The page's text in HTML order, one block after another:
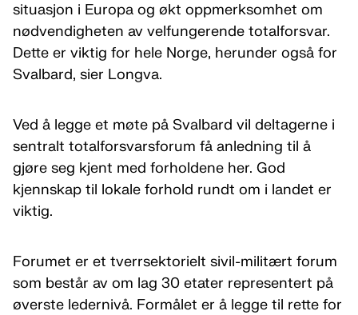
situasjon i Europa og økt oppmerksomhet om
nødvendigheten av velfungerende totalforsvar.
Dette er viktig for hele Norge, herunder også for
Svalbard, sier Longva.
Ved å legge et møte på Svalbard vil deltagerne i
sentralt totalforsvarsforum få anledning til å
gjøre seg kjent med forholdene her. God
kjennskap til lokale forhold rundt om i landet er
viktig.
Forumet er et tverrsektorielt sivil-militært forum
som består av om lag 30 etater representert på
øverste ledernivå. Formålet er å legge til rette for